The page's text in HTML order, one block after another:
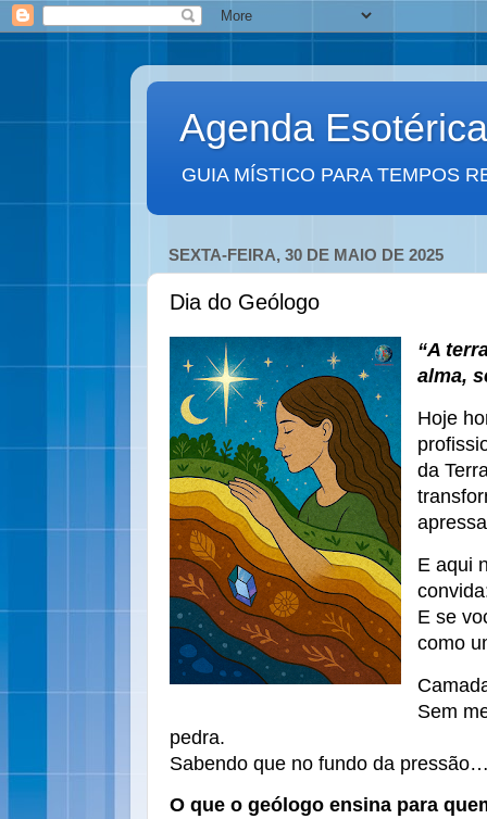
Agenda Esotérica
GUIA MÍSTICO PARA TEMPOS
SEXTA-FEIRA, 30 DE MAIO DE 2025
Dia do Geólogo
“A
alma,
Hoje
da
E aqui
E se
como
Sem
pedra.
Sabendo que no fundo da
O que o geólogo ensina para